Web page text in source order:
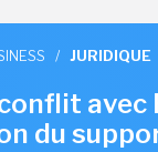
/ JURIDIQUE
avec
du